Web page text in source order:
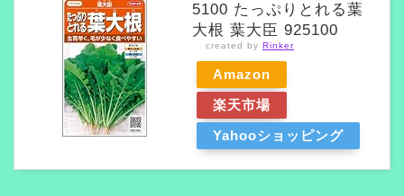
5100 たっぷりとれる葉
大根 葉大臣 925100
created by Rinker
Amazon
楽天市場
Yahooショッピング